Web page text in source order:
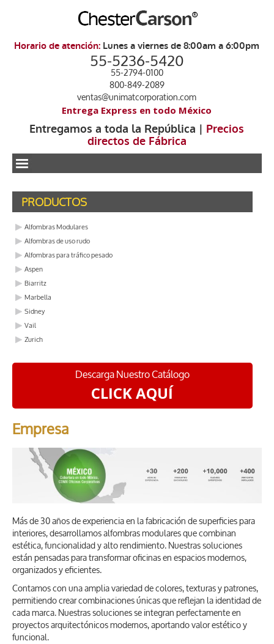
Horario de atención: Lunes a viernes de 8:00am a 6:00pm
55-5236-5420
55-2794-0100
800-849-2089
ventas@unimatcorporation.com
Entrega Express en todo México
Entregamos a toda la República | Precios
directos de Fábrica
.
PRODUCTOS
Alfombras Modulares
Alfombras de uso rudo
Alfombras para tráfico pesado
Aspen
Biarritz
Marbella
Sidney
Vail
Zurich
Descarga Nuestro Catálogo
CLICK AQUÍ
Empresa
Más de 30 años de experiencia en la fabricación de superficies para
interiores, desarrollamos alfombras modulares que combinan
estética, funcionalidad y alto rendimiento. Nuestras soluciones
están pensadas para transformar oficinas en espacios modernos,
organizados y eficientes.
Contamos con una amplia variedad de colores, texturas y patrones,
permitiendo crear combinaciones únicas que reflejan la identidad de
cada marca. Nuestras soluciones se integran perfectamente en
proyectos arquitectónicos modernos, aportando valor estético y
funcional.